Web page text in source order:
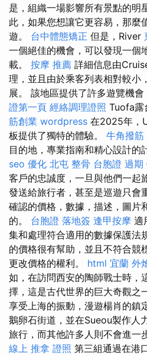
是，組織一場影響所有景點的明
此，如果您想讓它更容易，那麼
遊。 台中體態矯正 但是，River
一個絕佳的機會，可以發現一個
載。 按摩 推薦 詳細信息由
理，並且由於乘客列表相對較小
展。 該地區提供了許多遊覽機
證第一頁 經絡調理證照 Tuofa露
筋創業 wordpress 在2025年，
板提供了獨特的體驗。 牛角撥筋
目的地，專業指南和精心設計的
seo 優化 北屯 整骨 台胞證 過期
客戶的忠誠度，一旦與他們一起
發送給旅行者，甚至是巡遊只會
確認的價格，數據，描述，圖片
的。 台胞證 落地簽 逢甲按摩 適
集和處理符合適用的數據保護法
的價格很有幫助，並且不符合競
更改價格的權利。 html 宜蘭 外
如，在訪問西安的陶師戰士時，
擇，這是古代世界的巨大奇觀之
享受上海的振動，漫遊楊肖的
鵝卵石街道，並在Sueou製作人
旅行，而其他許多人則不會進一
線上 推拿 證照 第三組通過在港